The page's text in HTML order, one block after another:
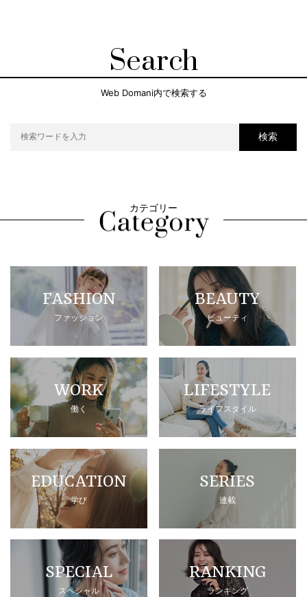
Search
Web Domani内で検索する
検索
カテゴリー
FASHION
ファッション
BEAUTY
ビューティ
WORK
働く
LIFESTYLE
ライフスタイル
EDUCATION
学び
SERIES
連載
SPECIAL
スペシャル
RANKING
ランキング